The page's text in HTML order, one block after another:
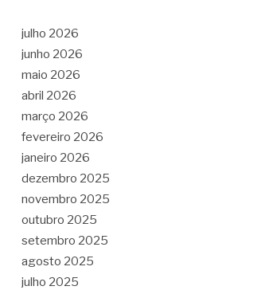
julho 2026
junho 2026
maio 2026
abril 2026
março 2026
fevereiro 2026
janeiro 2026
dezembro 2025
novembro 2025
outubro 2025
setembro 2025
agosto 2025
julho 2025